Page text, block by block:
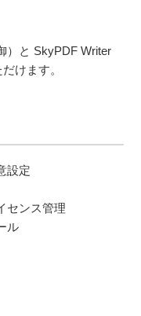
）と SkyPDF Writer
けます。
設定
センス管理
ル